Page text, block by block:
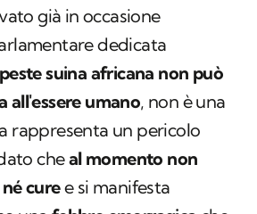
già in occasione
dedicata
suina africana non può
all'essere umano, non è una
rappresenta un pericolo
cheal momento non
curee si manifesta